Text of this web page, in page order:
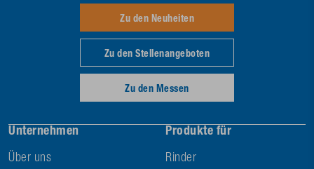
Unternehmen
Über uns
Produkte für
Rinder
Zu den Neuheiten
Zu den Stellenangeboten
Zu den Messen